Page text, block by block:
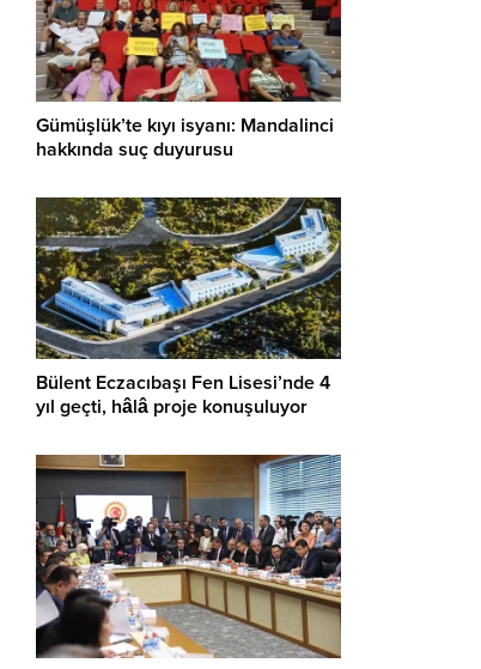
Gümüşlük’te kıyı isyanı: Mandalinci
hakkında suç duyurusu
Bülent Eczacıbaşı Fen Lisesi’nde 4
yıl geçti, hâlâ proje konuşuluyor